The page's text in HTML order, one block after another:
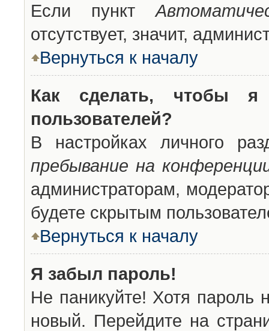
Если пункт
отсутствует, значит,
Вернуться к началу
Как сделать, чтобы
пользователей?
В настройках личного
пребывание на
администраторам,
будете скрытым
Вернуться к началу
Я забыл пароль!
Не паникуйте! Хотя пароль
новый. Перейдите на